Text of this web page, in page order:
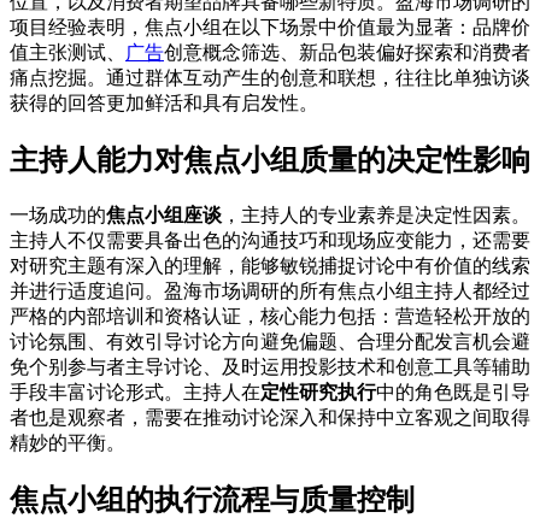
项目经验表明，焦点小组在以下场景中价值最为显著：品牌价
值主张测试、 广告创意概念筛选、新品包装偏好探索和消费者
痛点挖掘。通过群体互动产生的创意和联想，往往比单独访谈
获得的回答更加鲜活和具有启发性。
主持人能力对焦点小组质量的决定性影响
一场成功的焦点小组座谈 ，主持人的专业素养是决定性因素。
主持人不仅需要具备出色的沟通技巧和现场应变能力，还需要
对研究主题有深入的理解，能够敏锐捕捉讨论中有价值的线索
并进行适度追问。盈海市场调研的所有焦点小组主持人都经过
严格的内部培训和资格认证，核心能力包括：营造轻松开放的
讨论氛围、有效引导讨论方向避免偏题、合理分配发言机会避
免个别参与者主导讨论、及时运用投影技术和创意工具等辅助
手段丰富讨论形式。主持人在定性研究执行中的角色既是引导
者也是观察者，需要在推动讨论深入和保持中立客观之间取得
精妙的平衡。
焦点小组的执行流程与质量控制